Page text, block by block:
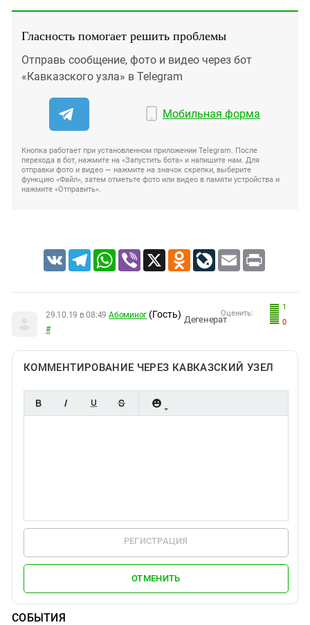
Гласность помогает решить проблемы
Отправь сообщение, фото и видео через бот
«Кавказского узла» в Telegram
Мобильная форма
Кнопка работает при установленном приложении Telegram. После
перехода в бот, нажмите на «Запустить бота» и напишите нам. Для
отправки фото и видео — нажмите на значок скрепки, выберите
функцию «Файл», затем отметьте фото или видео в памяти устройства и
нажмите «Отправить».
VK TelegramWhatsApp
Viber X Odnoklassniki
LiveJournal
Email Print
1
0
Оценить:
29.10.19 в 08:49 Абоминог (Гость)
#
Дегенерат
КОММЕНТИРОВАНИЕ ЧЕРЕЗ КАВКАЗСКИЙ УЗЕЛ
РЕГИСТРАЦИЯ
ОТМЕНИТЬ
СОБЫТИЯ